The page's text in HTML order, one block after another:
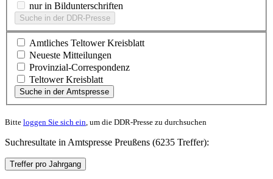
nur in Bildunterschriften
Suche in der DDR-Presse
Amtliches Teltower Kreisblatt
Neueste Mitteilungen
Provinzial-Correspondenz
Teltower Kreisblatt
Suche in der Amtspresse
Bitte loggen Sie sich ein , um die DDR-Presse zu durchsuchen
Suchresultate in Amtspresse Preußens (6235 Treffer):
Treffer pro Jahrgang